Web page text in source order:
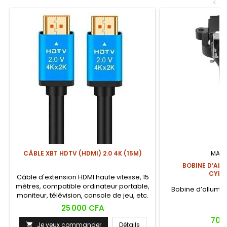
CÂBLE XBT HDTV (HDMI) 2.0 4K (15M)
Câble d'extension HDMI haute vitesse, 15
mètres, compatible ordinateur portable,
moniteur, télévision, console de jeu, etc.
Prix
25 000 CFA
 Je veux commander Détails
BOBINE
Bobine
Prix
70